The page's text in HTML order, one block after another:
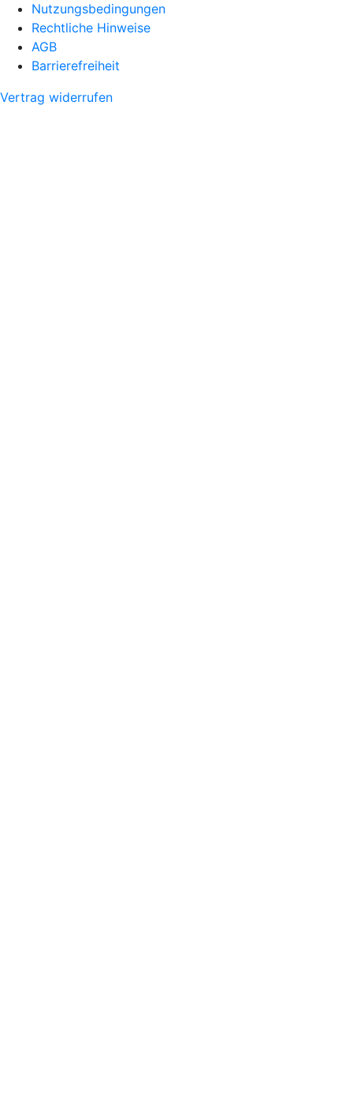
Nutzungsbedingungen
Rechtliche Hinweise
AGB
Barrierefreiheit
Vertrag widerrufen